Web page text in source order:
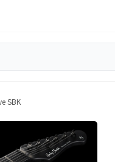
SBK